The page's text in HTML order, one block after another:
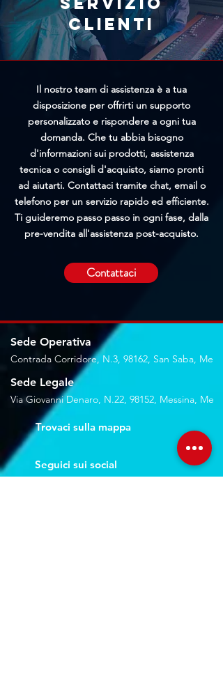
possibilità di bloccare
l'elaborazione prima della
spedizione.
clienti
Il nostro team di assistenza è a tua
disposizione per offrirti un supporto
personalizzato e rispondere a ogni tua
domanda. Che tu abbia bisogno
d'informazioni sui prodotti, assistenza
tecnica o consigli d'acquisto, siamo pronti
ad aiutarti. Contattaci tramite chat, email o
telefono per un servizio rapido ed efficiente.
Ti guideremo passo passo in ogni fase, dalla
pre-vendita all'assistenza post-acquisto.
Contattaci
Sede Operativa
Contrada Corridore, N.3, 98162, San Saba, Me
Sede Legale
Via Giovanni Denaro, N.22, 98152, Messina, Me
Trovaci sulla mappa
Seguici sui social